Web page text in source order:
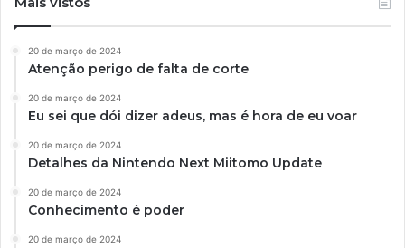
20 de março de 2024
Atenção perigo de falta de corte
20 de março de 2024
Eu sei que dói dizer adeus, mas é hora de eu voar
20 de março de 2024
Detalhes da Nintendo Next Miitomo Update
20 de março de 2024
Conhecimento é poder
20 de março de 2024